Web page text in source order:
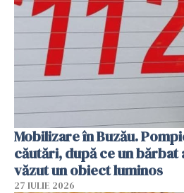
Mobilizare în Buzău.
căutări, după ce un bărbat
văzut un obiect luminos
27 IULIE 2026